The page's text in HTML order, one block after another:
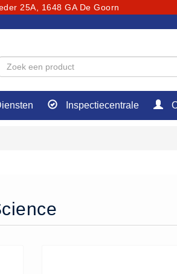
25A, 1648 GA De Goorn
Inspectiecentrale